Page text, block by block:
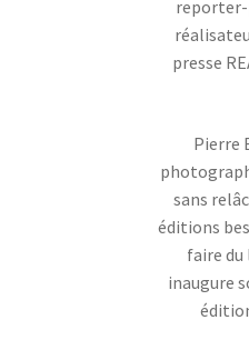
reporter-
presse
Pierre
sans
éditions
faire
inaugure